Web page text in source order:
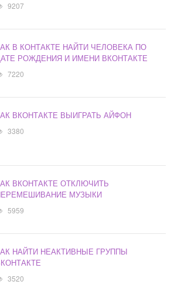
9207
В КОНТАКТЕ НАЙТИ ЧЕЛОВЕКА ПО
РОЖДЕНИЯ И ИМЕНИ ВКОНТАКТЕ
7220
ВКОНТАКТЕ ВЫИГРАТЬ АЙФОН
3380
ВКОНТАКТЕ ОТКЛЮЧИТЬ
МУЗЫКИ
5959
НАЙТИ НЕАКТИВНЫЕ ГРУППЫ
3520